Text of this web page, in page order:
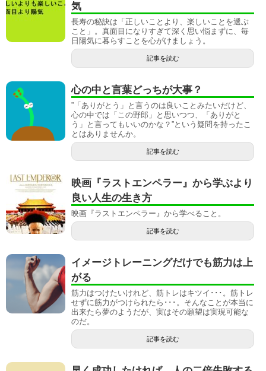
気
長寿の秘訣は「正しいことより、楽しいことを選ぶ
こと」。真面目になりすぎて深く思い悩まずに、毎
日陽気に暮らすことを心がけましょう。
記事を読む
心の中と言葉どっちが大事？
”「ありがとう」と言うのは良いことみたいだけど、
心の中では「この野郎」と思いつつ、「ありがと
う」と言ってもいいのかな？”という疑問を持ったこ
とはありませんか。
記事を読む
映画『ラストエンペラー』から学ぶより
良い人生の生き方
映画『ラストエンペラー』から学べること。
記事を読む
イメージトレーニングだけでも筋力は上
がる
筋力はつけたいけれど、筋トレはキツイ･･･。筋トレ
せずに筋力がつけられたら･･･。そんなことが本当に
出来たら夢のようだが、実はその願望は実現可能な
のだ。
記事を読む